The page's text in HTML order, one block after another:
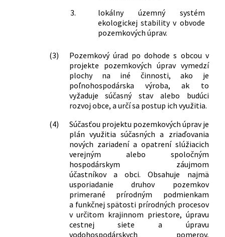
3.
lokálny územný systém
ekologickej stability v obvode
pozemkových úprav.
(3)
Pozemkový úrad po dohode s obcou v
projekte pozemkových úprav vymedzí
plochy na iné činnosti, ako je
poľnohospodárska výroba, ak to
vyžaduje súčasný stav alebo budúci
rozvoj obce, a určí sa postup ich využitia.
(4)
Súčasťou projektu pozemkových úprav je
plán využitia súčasných a zriaďovania
nových zariadení a opatrení slúžiacich
verejným alebo spoločným
hospodárskym záujmom
účastníkov a obci. Obsahuje najmä
usporiadanie druhov pozemkov
primerané prírodným podmienkam
a funkčnej spätosti prírodných procesov
v určitom krajinnom priestore, úpravu
cestnej siete a úpravu
vodohospodárskych pomerov,